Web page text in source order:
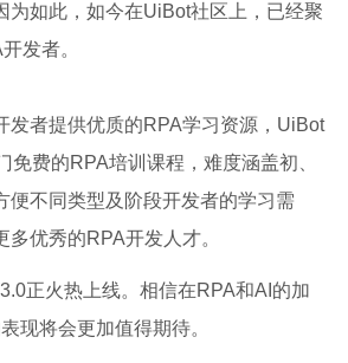
为如此，如今在UiBot社区上，已经聚
发者。
者提供优质的RPA学习资源，UiBot
免费的RPA培训课程，难度涵盖初、
便不同类型及阶段开发者的学习需
优秀的RPA开发人才。
正火热上线。相信在RPA和AI的加
现将会更加值得期待。